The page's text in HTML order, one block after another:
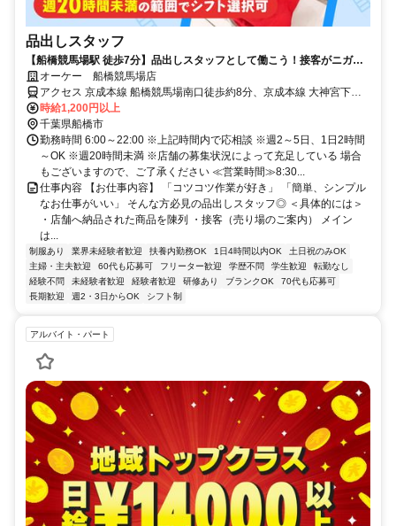
品出しスタッフ
【船橋競馬場駅 徒歩7分】品出しスタッフとして働こう！接客がニガテ
でも安心のシンプル作業！
オーケー 船橋競馬場店
アクセス 京成本線 船橋競馬場南口徒歩約8分、京成本線 大神宮下徒
歩約13分、ＪＲ武蔵野線 南船橋北口徒歩約14分 船橋競馬場駅 徒歩7
分 / 南船橋駅 徒歩約12分＊自転車通勤OK
時給1,200円以上
千葉県船橋市
勤務時間 6:00～22:00 ※上記時間内で応相談 ※週2～5日、1日2時間
～OK ※週20時間未満 ※店舗の募集状況によって充足している 場合
もございますので、ご了承ください ≪営業時間≫8:30...
仕事内容 【お仕事内容】 「コツコツ作業が好き」 「簡単、シンプル
なお仕事がいい」 そんな方必見の品出しスタッフ◎ ＜具体的には＞
・店舗へ納品された商品を陳列 ・接客（売り場のご案内） メイン
は...
制服あり 業界未経験者歓迎 扶養内勤務OK 1日4時間以内OK
土日祝のみOK
主婦・主夫歓迎
60代も応募可 フリーター歓迎 学歴不問 学生歓迎
転勤なし
経験不問
未経験者歓迎 経験者歓迎 研修あり ブランクOK
70代も応募可
長期歓迎
週2・3日からOK シフト制
アルバイト・パート